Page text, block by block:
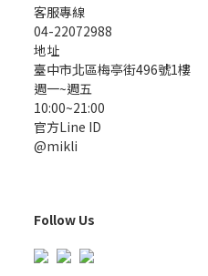
客服專線
04-22072988
地址
臺中市北區梅亭街496號1樓
週一~週五
10:00~21:00
官方Line ID
@mikli
Follow Us